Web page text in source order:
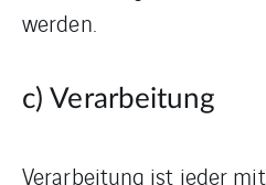
werden.
c) Verarbeitung
Verarbeitung ist jeder